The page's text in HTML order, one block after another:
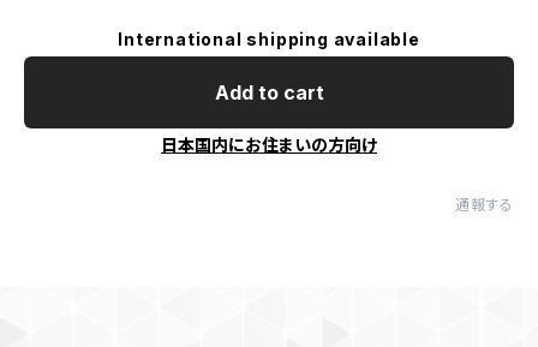
International shipping available
Add to cart
日本国内にお住まいの方向け
通報する